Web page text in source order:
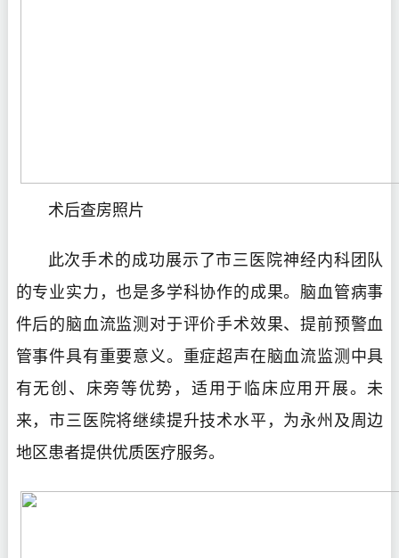
术后查房照片
此次手术的成功展示了市三医院神经内科团队
的专业实力，也是多学科协作的成果。脑血管病事
件后的脑血流监测对于评价手术效果、提前预警血
管事件具有重要意义。重症超声在脑血流监测中具
有无创、床旁等优势，适用于临床应用开展。未
来，市三医院将继续提升技术水平，为永州及周边
地区患者提供优质医疗服务。